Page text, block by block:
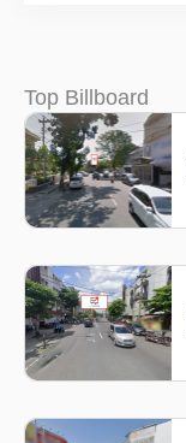
Top Billboard